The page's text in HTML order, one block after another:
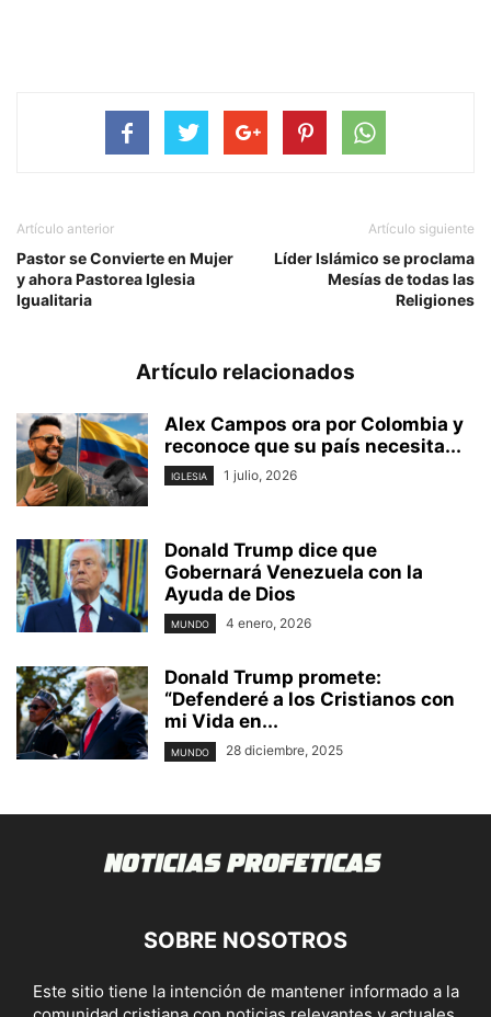
Artículo anterior
Pastor se Convierte en Mujer
y ahora Pastorea Iglesia
Igualitaria
Artículo siguiente
Líder Islámico se proclama
Mesías de todas las
Religiones
Artículo relacionados
Alex Campos ora por Colombia y
reconoce que su país necesita...
IGLESIA 1 julio, 2026
Donald Trump dice que
Gobernará Venezuela con la
Ayuda de Dios
MUNDO 4 enero, 2026
Donald Trump promete:
“Defenderé a los Cristianos con
mi Vida en...
MUNDO 28 diciembre, 2025
SOBRE NOSOTROS
Este sitio tiene la intención de mantener informado a la